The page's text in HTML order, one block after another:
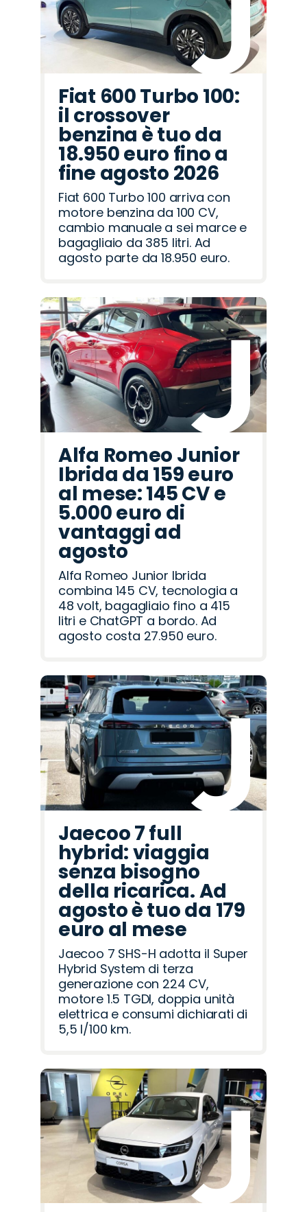
Fiat 600 Turbo 100:
il crossover
benzina è tuo da
18.950 euro fino a
fine agosto 2026
Fiat 600 Turbo 100 arriva con
motore benzina da 100 CV,
cambio manuale a sei marce e
bagagliaio da 385 litri. Ad
agosto parte da 18.950 euro.
Alfa Romeo Junior
Ibrida da 159 euro
al mese: 145 CV e
5.000 euro di
vantaggi ad
agosto
Alfa Romeo Junior Ibrida
combina 145 CV, tecnologia a
48 volt, bagagliaio fino a 415
litri e ChatGPT a bordo. Ad
agosto costa 27.950 euro.
Jaecoo 7 full
hybrid: viaggia
senza bisogno
della ricarica. Ad
agosto è tuo da 179
euro al mese
Jaecoo 7 SHS-H adotta il Super
Hybrid System di terza
generazione con 224 CV,
motore 1.5 TGDI, doppia unità
elettrica e consumi dichiarati di
5,5 l/100 km.